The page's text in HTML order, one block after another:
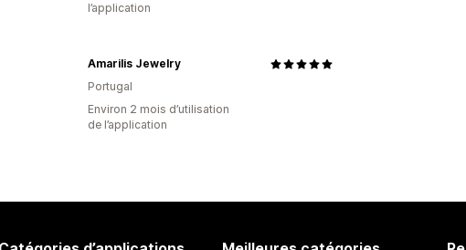
l’application
Amarilis Jewelry
Portugal
Environ 2 mois d’utilisation
de l’application